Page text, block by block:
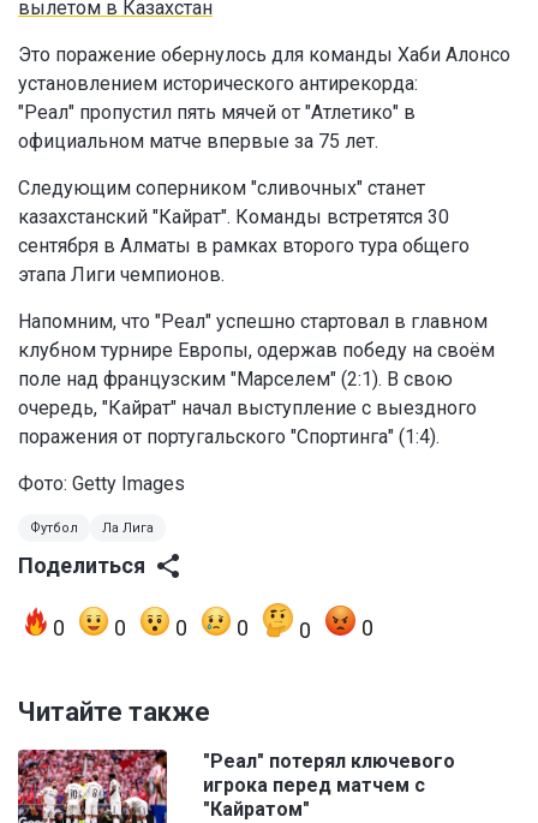
вылетом в Казахстан
Это поражение обернулось для команды Хаби Алонсо
установлением исторического антирекорда:
"Реал" пропустил пять мячей от "Атлетико" в
официальном матче впервые за 75 лет.
Следующим соперником "сливочных" станет
казахстанский "Кайрат". Команды встретятся 30
сентября в Алматы в рамках второго тура общего
этапа Лиги чемпионов.
Напомним, что "Реал" успешно стартовал в главном
клубном турнире Европы, одержав победу на своём
поле над французским "Марселем" (2:1). В свою
очередь, "Кайрат" начал выступление с выездного
поражения от португальского "Спортинга" (1:4).
Фото: Getty Images
Футбол Ла Лига
Поделиться
0 0 0 0 0 0
Читайте также
"Реал" потерял ключевого
игрока перед матчем с
"Кайратом"